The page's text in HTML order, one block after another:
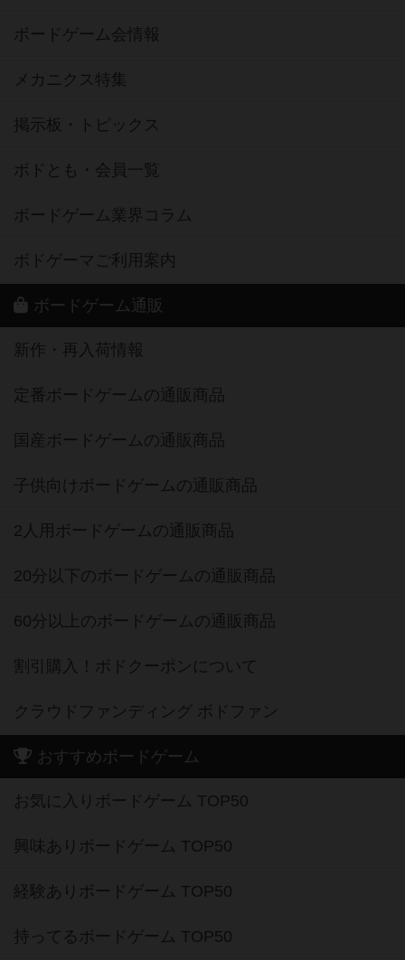
ボードゲーム会情報
メカニクス特集
掲示板・トピックス
ボドとも・会員一覧
ボードゲーム業界コラム
ボドゲーマご利用案内
ボードゲーム通販
新作・再入荷情報
定番ボードゲームの通販商品
国産ボードゲームの通販商品
子供向けボードゲームの通販商品
2人用ボードゲームの通販商品
20分以下のボードゲームの通販商品
60分以上のボードゲームの通販商品
割引購入！ボドクーポンについて
クラウドファンディング ボドファン
おすすめボードゲーム
お気に入りボードゲーム TOP50
興味ありボードゲーム TOP50
経験ありボードゲーム TOP50
持ってるボードゲーム TOP50